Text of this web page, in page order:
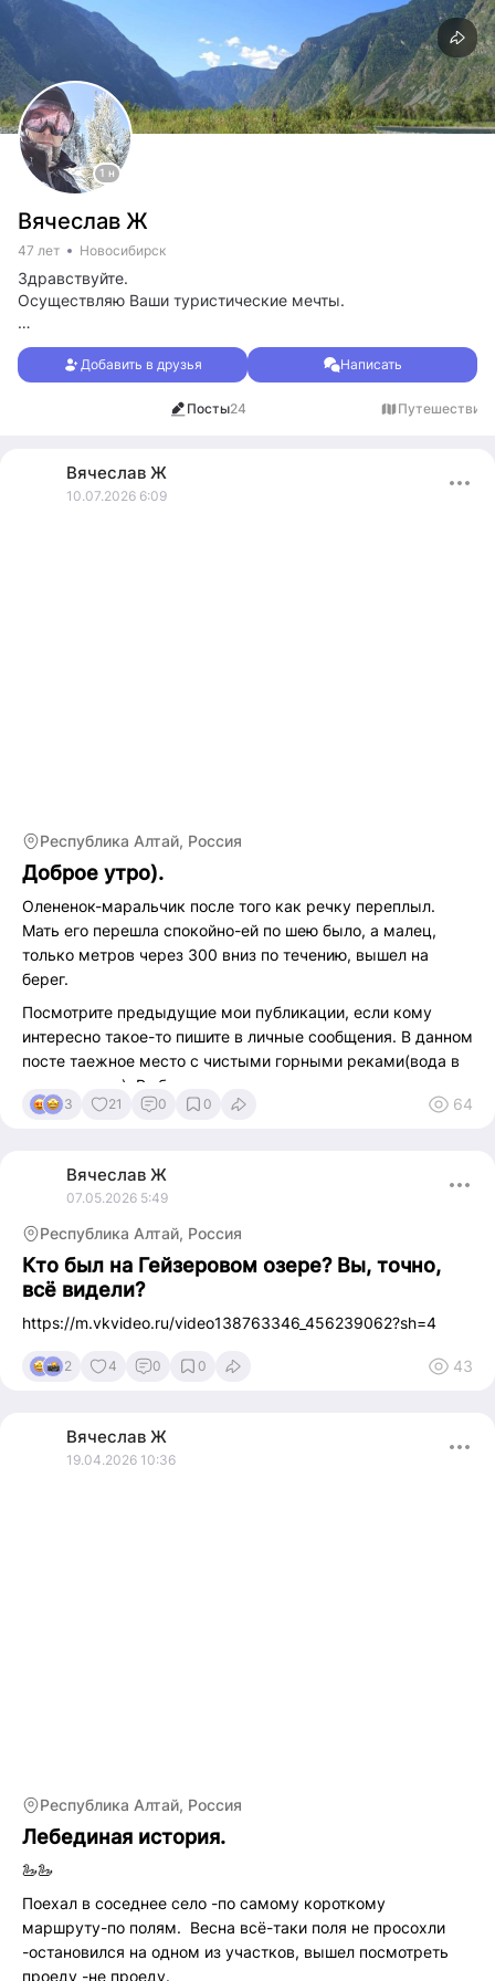
1 н
Вячеслав Ж
47 лет Новосибирск
Здравствуйте.
Осуществляю Ваши туристические мечты.
Кого интересуют индивидуальные поездки(туры)
-обращайтесь.
Тур по трём ТОПовым горнолыжкам Сибири за неделю.
Летом водномоторный отдых на живописных реках Сибири
Добавить в друзья Написать
Посты24 Путешествия
Вячеслав Ж
10.07.2026 6:09
Республика Алтай, Россия
Доброе утро).
Олененок-маральчик после того как речку переплыл.
Мать его перешла спокойно-ей по шею было, а малец,
только метров через 300 вниз по течению, вышел на
берег.
Посмотрите предыдущие мои публикации, если кому
интересно такое-то пишите в личные сообщения. В данном
посте таежное место с чистыми горными реками(вода в
них питьевая). Рыбалка на харизма, отдых у костра в дали
от цивилизации. Встречу с дикими животными
3 21 0 0 64
Вячеслав Ж
07.05.2026 5:49
Республика Алтай, Россия
Кто был на Гейзеровом озере? Вы, точно,
всё видели?
https://m.vkvideo.ru/video138763346_456239062?sh=4
2 4 0 0 43
Вячеслав Ж
19.04.2026 10:36
Республика Алтай, Россия
Лебединая история.
🦢🦢
Поехал в соседнее село -по самому короткому
маршруту-по полям. Весна всё-таки поля не просохли
-остановился на одном из участков, вышел посмотреть
проеду -не проеду.